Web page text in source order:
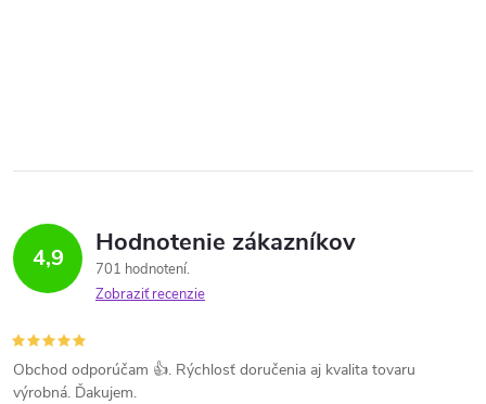
4,9 Hodnotenie zákazníkov
701 hodnotení
Zobraziť recenzie
Obchod odporúčam 👍. Rýchlosť doručenia aj kvalita tovaru
výrobná. Ďakujem.